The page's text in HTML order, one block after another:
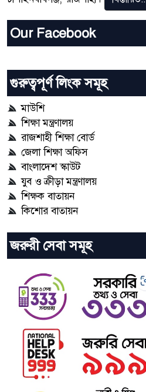
Our Facebook
গুরুত্বপূর্ণ লিংক সমূহ
মাউশি
শিক্ষা মন্ত্রণালয়
রাজশাহী শিক্ষা বোর্ড
জেলা শিক্ষা অফিস
বাংলাদেশ স্কাউট
যুব ও ক্রীড়া মন্ত্রণালয়
শিক্ষক বাতায়ন
কিশোর বাতায়ন
জরুরী সেবা সমূহ